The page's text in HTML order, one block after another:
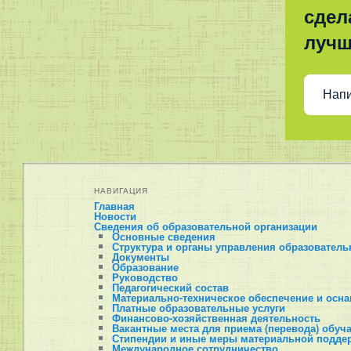
НАВИГАЦИЯ
Главная
Новости
Сведения об образовательной организации
Основные сведения
Структура и органы управления
Документы
Образование
Руководство
Педагогический состав
Материально-техническое обеспечение и
Платные образовательные услуги
Финансово-хозяйственная деятельность
Вакантные места для приема (перевода)
Стипендии и иные меры материальной
Международное сотрудничество